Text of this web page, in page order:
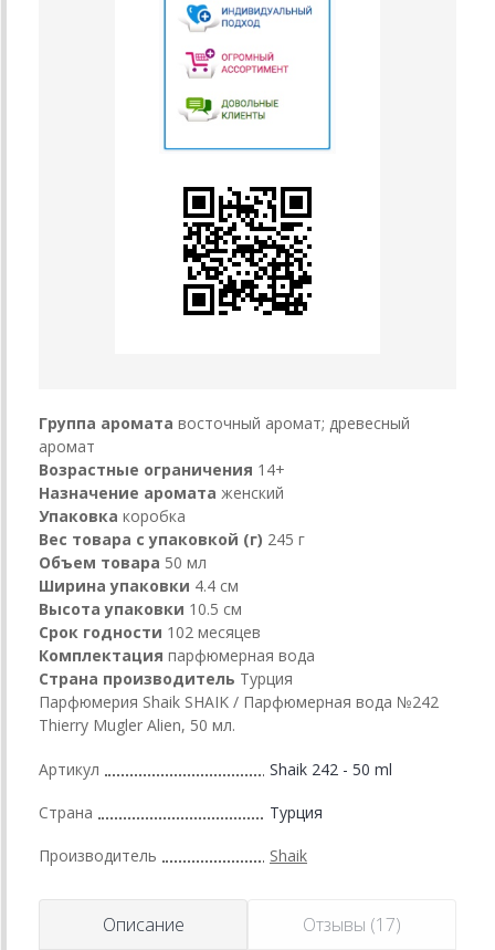
Группа аромата восточный аромат; древесный
аромат
Возрастные ограничения 14+
Назначение аромата женский
Упаковка коробка
Вес товара с упаковкой (г) 245 г
Объем товара 50 мл
Ширина упаковки 4.4 см
Высота упаковки 10.5 см
Срок годности 102 месяцев
Комплектация парфюмерная вода
Страна производитель Турция
Парфюмерия Shaik SHAIK / Парфюмерная вода №242
Thierry Mugler Alien, 50 мл.
Артикул Shaik 242 - 50 ml
Страна Турция
Производитель Shaik
Описание Отзывы (17)